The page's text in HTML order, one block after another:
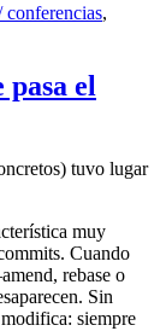
conferencias,
el
tuvo lugar
muy
Cuando
rebase o
Sin
siempre